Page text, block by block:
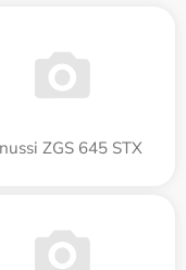
ZGS 645 STX